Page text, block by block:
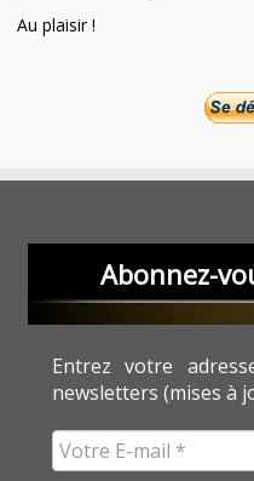
Au plaisir !
Abonnez-
Entrez votre
newsletters (mises à